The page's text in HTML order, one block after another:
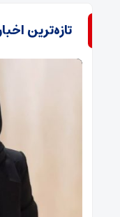
تازه‌ترین